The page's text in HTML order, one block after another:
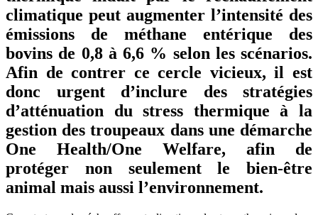
climatique peut augmenter l’intensité des
émissions de méthane entérique des
bovins de 0,8 à 6,6 % selon les scénarios.
Afin de contrer ce cercle vicieux, il est
donc urgent d’inclure des stratégies
d’atténuation du stress thermique à la
gestion des troupeaux dans une démarche
One Health/One Welfare, afin de
protéger non seulement le bien-être
animal mais aussi l’environnement.